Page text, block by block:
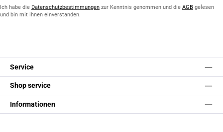
*Ich habe die Datenschutzbestimmungen zur Kenntnis genommen und die AGB gelesen
und bin mit ihnen einverstanden.
Service
Shop service
Informationen